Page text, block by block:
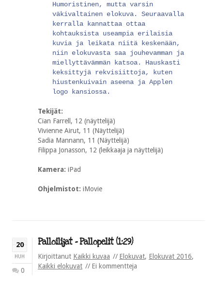
Humoristinen, mutta varsin
väkivaltainen elokuva. Seuraavalla
kerralla kannattaa ottaa
kohtauksista useampia erilaisia
kuvia ja leikata niitä keskenään,
niin elokuvasta saa jouhevamman ja
miellyttävämmän katsoa. Hauskasti
keksittyjä rekvisiittoja, kuten
hiustenkuivain aseena ja Applen
logo kansiossa.
Tekijät:
Cian Farrell, 12 (näyttelijä)
Vivienne Airut, 11 (Näyttelijä)
Sadia Mannann, 11 (Näyttelijä)
Filippa Jonasson, 12 (leikkaaja ja näyttelijä)
Kamera: iPad
Ohjelmistot: iMovie
20
HUH
0
Palloilijat – Pallopelit (1:29)
Kirjoittanut Kaikki kuvaa Elokuvat, Elokuvat 2016,
Kaikki elokuvat
Ei kommentteja